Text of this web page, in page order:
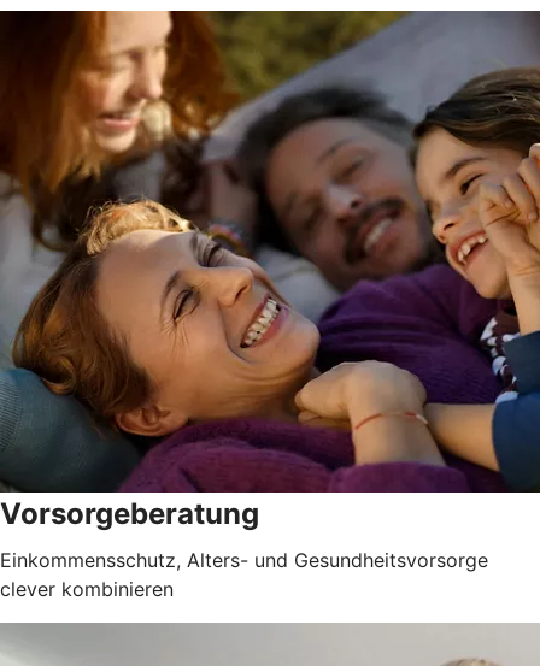
Vorsorgeberatung
Einkommensschutz, Alters- und Gesundheitsvorsorge
clever kombinieren